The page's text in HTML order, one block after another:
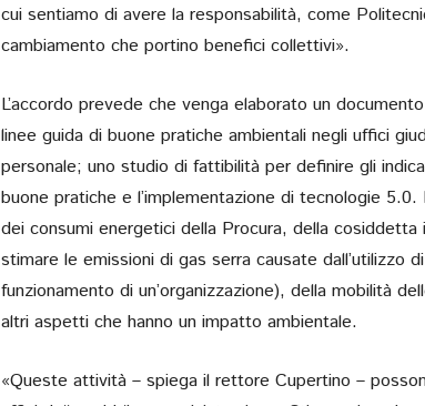
cui sentiamo di avere la responsabilità, come
cambiamento che portino benefici collettivi».
L’accordo prevede che venga elaborato un
linee guida di buone pratiche ambientali negli uffici
personale; uno studio di fattibilità per definire gli
buone pratiche e l’implementazione di tecnologie
dei consumi energetici della Procura, della
stimare le emissioni di gas serra causate dall’utilizzo
funzionamento di un’organizzazione), della mobilità
altri aspetti che hanno un impatto ambientale.
«Queste attività – spiega il rettore Cupertino –